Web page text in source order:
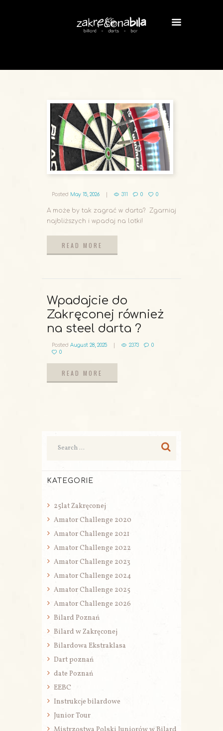
Posted May 15, 2026 311 0 0
A może by tak zagrać w darta? Zgarniaj
najbliższych i wpadaj na lotki!
READ MORE
Wpadajcie do
Zakręconej również
na steel darta ?
Posted August 28, 2025 2373
0
0
READ MORE
KATEGORIE
25lat Zakręconej
Amator Challenge 2020
Amator Challenge 2021
Amator Challenge 2022
Amator Challenge 2023
Amator Challenge 2024
Amator Challenge 2025
Amator Challenge 2026
Bilard Poznań
Bilard w Zakręconej
Bilardowa Ekstraklasa
Dart poznań
date Poznań
EEBC
Instrukcje bilardowe
Junior Tour